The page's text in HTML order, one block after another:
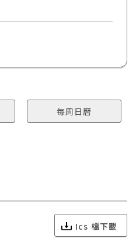
每周日曆
Ics 檔下載